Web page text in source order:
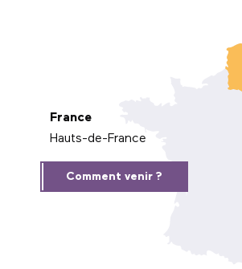
France
Hauts-de-France
Comment venir ?